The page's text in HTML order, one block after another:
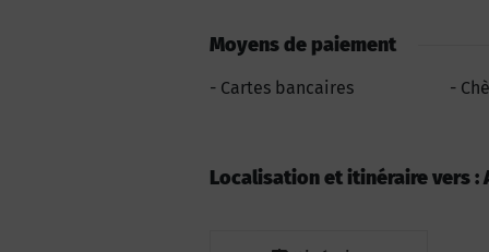
Moyens de paiement
Cartes bancaires
Localisation et itinéraire vers :